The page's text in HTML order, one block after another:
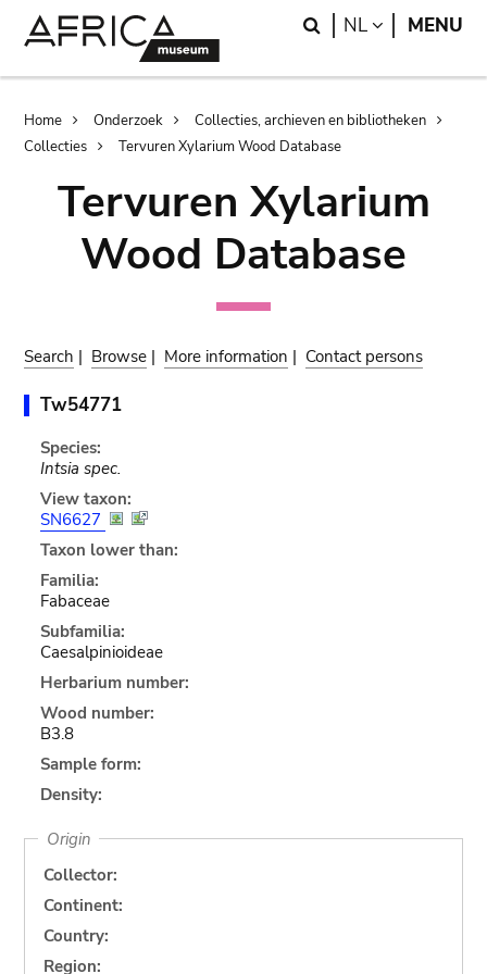
Search
NL LANGUAGE
MENU
Breadcrumb
Home Onderzoek
Collecties, archieven en bibliotheken
Collecties
Tervuren Xylarium Wood Database
Tervuren Xylarium
Wood Database
Search | Browse | More information | Contact persons
Tw54771
Species:
Intsia spec.
View taxon:
SN6627
Taxon lower than:
Familia:
Fabaceae
Subfamilia:
Caesalpinioideae
Herbarium number:
Wood number:
B3.8
Sample form:
Density:
Origin
Collector:
Continent:
Country:
Region: